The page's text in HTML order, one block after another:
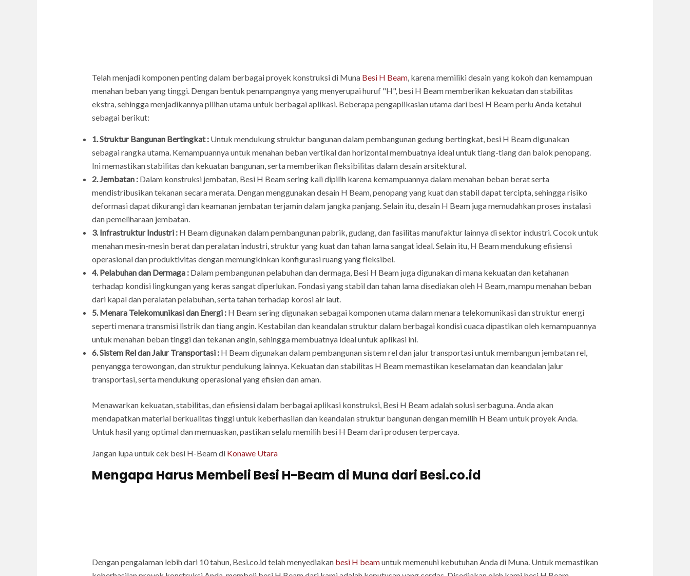
Telah menjadi komponen penting dalam berbagai proyek konstruksi di Muna Besi H Beam, karena memiliki desain yang kokoh dan kemampuan
menahan beban yang tinggi. Dengan bentuk penampangnya yang menyerupai huruf "H", besi H Beam memberikan kekuatan dan stabilitas
ekstra, sehingga menjadikannya pilihan utama untuk berbagai aplikasi. Beberapa pengaplikasian utama dari besi H Beam perlu Anda ketahui
sebagai berikut:
1. Struktur Bangunan Bertingkat :Untuk mendukung struktur bangunan dalam pembangunan gedung bertingkat, besi H Beam digunakan
sebagai rangka utama. Kemampuannya untuk menahan beban vertikal dan horizontal membuatnya ideal untuk tiang-tiang dan balok penopang.
Ini memastikan stabilitas dan kekuatan bangunan, serta memberikan fleksibilitas dalam desain arsitektural.
2. Jembatan :Dalam konstruksi jembatan, Besi H Beam sering kali dipilih karena kemampuannya dalam menahan beban berat serta
mendistribusikan tekanan secara merata. Dengan menggunakan desain H Beam, penopang yang kuat dan stabil dapat tercipta, sehingga risiko
deformasi dapat dikurangi dan keamanan jembatan terjamin dalam jangka panjang. Selain itu, desain H Beam juga memudahkan proses instalasi
dan pemeliharaan jembatan.
3. Infrastruktur Industri :H Beam digunakan dalam pembangunan pabrik, gudang, dan fasilitas manufaktur lainnya di sektor industri. Cocok untuk
menahan mesin-mesin berat dan peralatan industri, struktur yang kuat dan tahan lama sangat ideal. Selain itu, H Beam mendukung efisiensi
operasional dan produktivitas dengan memungkinkan konfigurasi ruang yang fleksibel.
4. Pelabuhan dan Dermaga :Dalam pembangunan pelabuhan dan dermaga, Besi H Beam juga digunakan di mana kekuatan dan ketahanan
terhadap kondisi lingkungan yang keras sangat diperlukan. Fondasi yang stabil dan tahan lama disediakan oleh H Beam, mampu menahan beban
dari kapal dan peralatan pelabuhan, serta tahan terhadap korosi air laut.
5. Menara Telekomunikasi dan Energi :H Beam sering digunakan sebagai komponen utama dalam menara telekomunikasi dan struktur energi
seperti menara transmisi listrik dan tiang angin. Kestabilan dan keandalan struktur dalam berbagai kondisi cuaca dipastikan oleh kemampuannya
untuk menahan beban tinggi dan tekanan angin, sehingga membuatnya ideal untuk aplikasi ini.
6. Sistem Rel dan Jalur Transportasi :H Beam digunakan dalam pembangunan sistem rel dan jalur transportasi untuk membangun jembatan rel,
penyangga terowongan, dan struktur pendukung lainnya. Kekuatan dan stabilitas H Beam memastikan keselamatan dan keandalan jalur
transportasi, serta mendukung operasional yang efisien dan aman.
Menawarkan kekuatan, stabilitas, dan efisiensi dalam berbagai aplikasi konstruksi, Besi H Beam adalah solusi serbaguna. Anda akan
mendapatkan material berkualitas tinggi untuk keberhasilan dan keandalan struktur bangunan dengan memilih H Beam untuk proyek Anda.
Untuk hasil yang optimal dan memuaskan, pastikan selalu memilih besi H Beam dari produsen terpercaya.
Jangan lupa untuk cek besi H-Beam di Konawe Utara
Mengapa Harus Membeli Besi H-Beam di Muna dari Besi.co.id
Dengan pengalaman lebih dari 10 tahun, Besi.co.id telah menyediakan besi H beamuntuk memenuhi kebutuhan Anda di Muna. Untuk memastikan